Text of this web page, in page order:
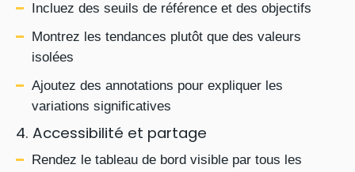
Incluez des seuils de référence et des objectifs
Montrez les tendances plutôt que des valeurs
isolées
Ajoutez des annotations pour expliquer les
variations significatives
4. Accessibilité et partage
Rendez le tableau de bord visible par tous les